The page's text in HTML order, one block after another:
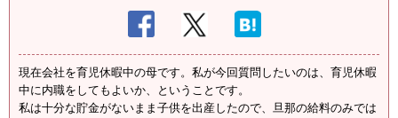
現在会社を育児休暇中の母です。私が今回質問したいのは、育児休暇
中に内職をしてもよいか、ということです。
私は十分な貯金がないまま子供を出産したので、旦那の給料のみでは